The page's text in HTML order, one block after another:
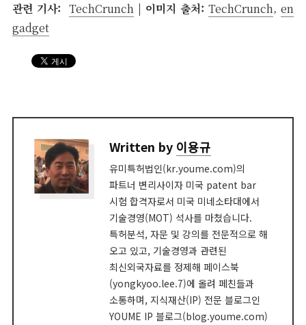
관련 기사: TechCrunch | 이미지 출처:TechCrunch,en
gadget
Written by 이용규
유미특허법인(kr.youme.com)의
파트너 변리사이자 미국 patent bar
시험 합격자로서 미국 미네소타대에서
기술경영(MOT) 석사를 마쳤습니다.
특허분석, 자문 및 강의를 전문적으로 해
오고 있고, 기술경영과 관련된
최신외국자료를 정제해 페이스북
(yongkyoo.lee.7)에 올려 페친들과
소통하며, 지식재산(IP) 전문 블로그인
YOUME IP 블로그(blog.youme.com)